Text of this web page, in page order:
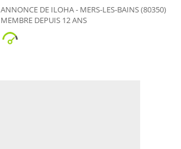
ANNONCE DE ILOHA - MERS-LES-BAINS (80350)
MEMBRE DEPUIS 12 ANS